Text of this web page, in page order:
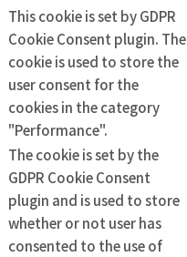
This cookie is set by GDPR
Cookie Consent plugin. The
cookie is used to store the
user consent for the
cookies in the category
"Performance".
The cookie is set by the
GDPR Cookie Consent
plugin and is used to store
whether or not user has
consented to the use of